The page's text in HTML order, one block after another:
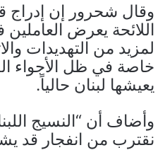
اللائحة يعرض
لمزيد من التهديدات
خاصة في ظل الأجواء
يعيشها لبنان حالياً.
وأضاف أن “النسيج
نقترب من انفجار قد